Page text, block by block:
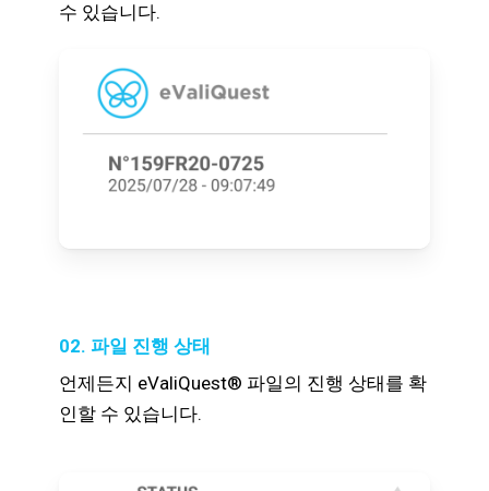
수 있습니다.
02. 파일 진행 상태
언제든지 eValiQuest® 파일의 진행 상태를 확
인할 수 있습니다.